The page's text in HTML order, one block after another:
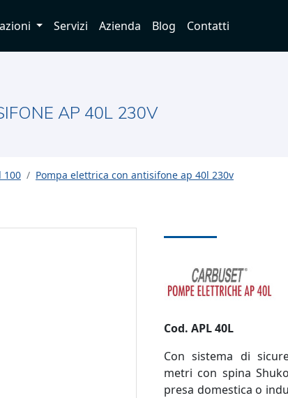
Servizi Azienda Blog Contatti
AP 40L 230V
100 Pompa elettrica con antisifone ap 40l 230v
Cod. APL 40L
Con sistema di
metri con spina
presa domestica o